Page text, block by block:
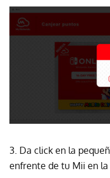
3. Da click en la
enfrente de tu Mii en